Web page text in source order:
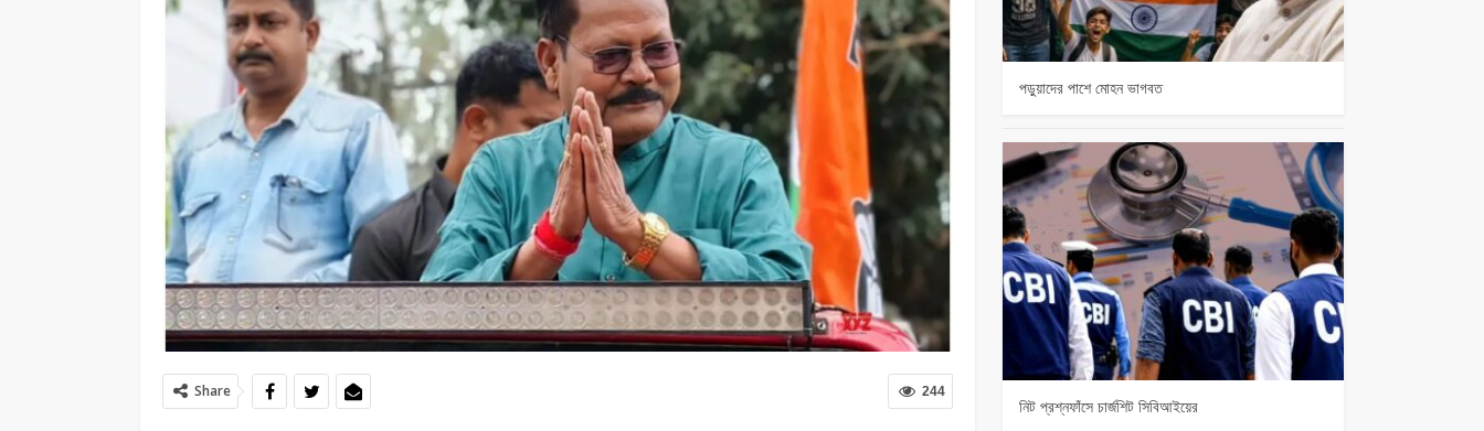
244
Share
পড়ুয়াদের পাশে মোহন ভাগবত
নিট প্রশ্নফাঁসে চার্জশিট সিবিআইয়ের